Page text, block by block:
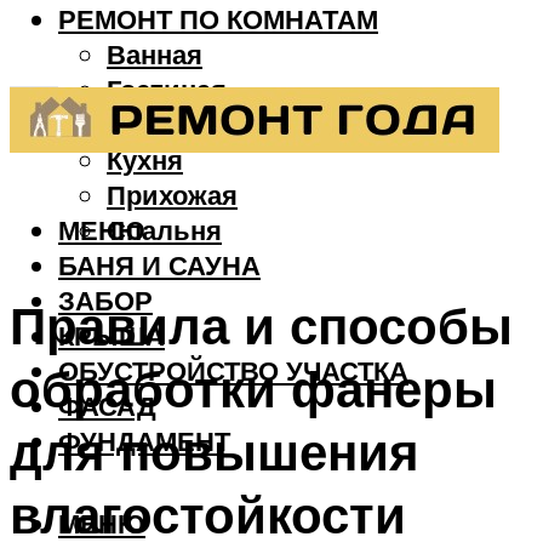
РЕМОНТ ПО КОМНАТАМ
Ванная
Гостиная
Детская
Кухня
Прихожая
Спальня
БАНЯ И САУНА
ЗАБОР
КРЫША
ОБУСТРОЙСТВО УЧАСТКА
ФАСАД
ФУНДАМЕНТ
МЕНЮ
МЕНЮ
Правила и способы
обработки фанеры
для повышения
влагостойкости